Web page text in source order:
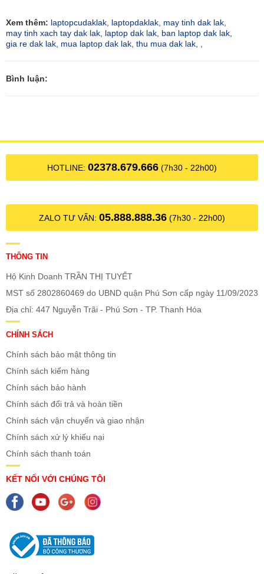
Xem thêm: laptopcudaklak laptopdaklak may tinh dak lak
may tinh xach tay dak lak laptop dak lak ban laptop dak lak
gia re dak lak mua laptop dak lak thu mua dak lak
Bình luận:
HOTLINE: 02378.679.666 (7h30 - 22h00)
ZALO TƯ VẤN: 05.888.888.36 (7h30 - 22h00)
THÔNG TIN
Hộ Kinh Doanh TRẦN THỊ TUYẾT
MST số 2802860469 do UBND quận Phú Sơn cấp ngày 11/09/2023
Địa chỉ: 447 Nguyễn Trãi - Phú Sơn - TP. Thanh Hóa
CHÍNH SÁCH
Chính sách bảo mật thông tin
Chính sách kiểm hàng
Chính sách bảo hành
Chính sách đổi trả và hoàn tiền
Chính sách vận chuyển và giao nhận
Chính sách xử lý khiếu nại
Chính sách thanh toán
KẾT NỐI VỚI CHÚNG TÔI